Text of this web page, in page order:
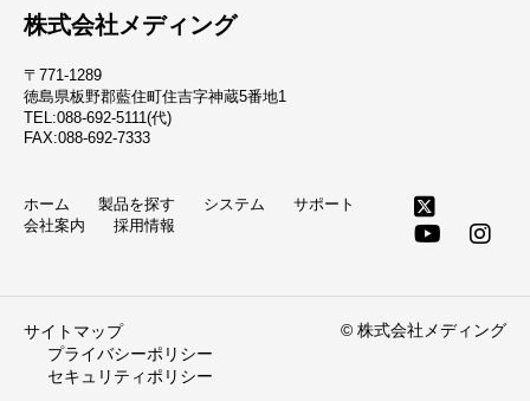
株式会社メディング
〒771-1289
徳島県板野郡藍住町住吉字神蔵5番地1
TEL:088-692-5111(代)
FAX:088-692-7333
ホーム 製品を探す システム
サポート
会社案内
採用情報
サイトマップ
プライバシーポリシー
セキュリティポリシー
© 株式会社メディング